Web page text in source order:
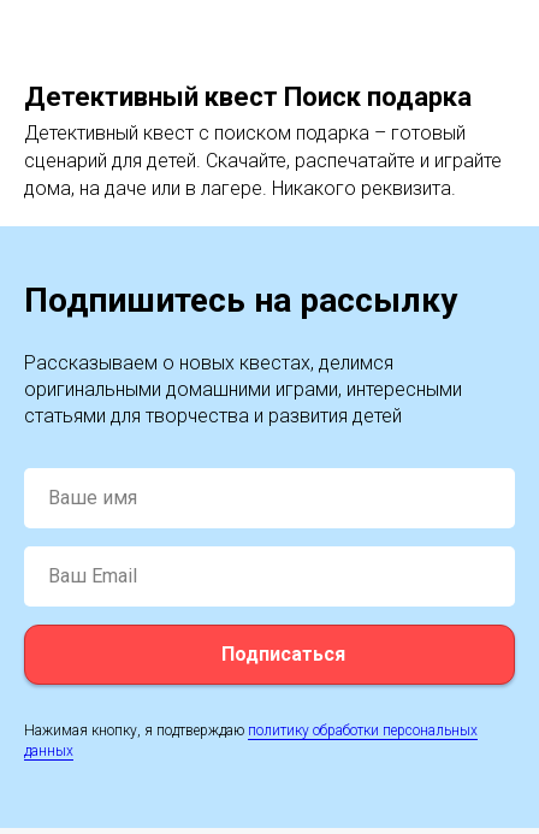
Детективный квест Поиск подарка
Детективный квест с поиском подарка – готовый
сценарий для детей. Скачайте, распечатайте и играйте
дома, на даче или в лагере. Никакого реквизита.
Подпишитесь на рассылку
Рассказываем о новых квестах, делимся
оригинальными домашними играми, интересными
статьями для творчества и развития детей
Ваше имя
Ваш Email
Подписаться
Нажимая кнопку, я подтверждаю политику обработки персональных
данных